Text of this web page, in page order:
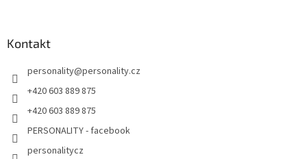
Kontakt
personality@personality.cz
+420 603 889 875
+420 603 889 875
PERSONALITY - facebook
personalitycz